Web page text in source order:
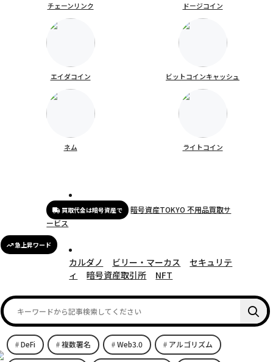
チェーンリンク ドージコイン
エイダコイン ビットコインキャッシュ
ネム ライトコイン
急上昇ワード
買取代金は暗号資産で
暗号資産TOKYO 不用品買取サ
ービス
カルダノ ビリー・マーカス
セキュリテ
ィ
暗号資産取引所 NFT
DeFi 複数署名 Web3.0 アルゴリズム